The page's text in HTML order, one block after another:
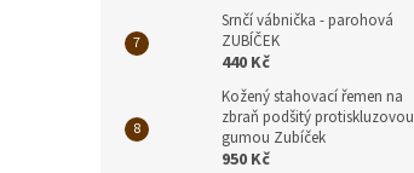
Srnčí vábnička - parohová
ZUBÍČEK
440 Kč
Kožený stahovací řemen na
zbraň podšitý protiskluzovou
gumou Zubíček
950 Kč